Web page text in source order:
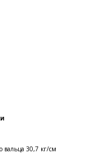
вальца 30,7 кг/см